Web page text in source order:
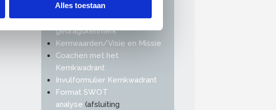
Alles toestaan
rolbeschrijvingen
DISC-gebruiksaanwijzing per
gedragskenmerk
Kernwaarden/Visie en Missie
Coachen met het
Kernkwadrant
Invulformulier Kernkwadrant
Format SWOT
analyse (afsluiting